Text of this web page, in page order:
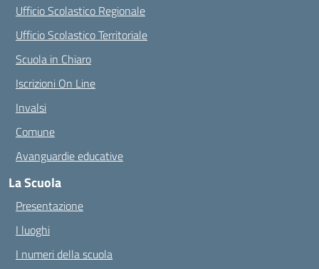
Ufficio Scolastico Regionale
Ufficio Scolastico Territoriale
Scuola in Chiaro
Iscrizioni On Line
Invalsi
Comune
Avanguardie educative
La Scuola
Presentazione
I luoghi
I numeri della scuola